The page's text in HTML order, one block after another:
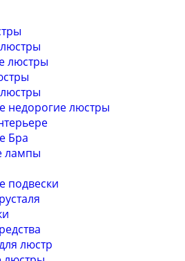
люстры
недорогие люстры
Бра
лампы
подвески
люстр